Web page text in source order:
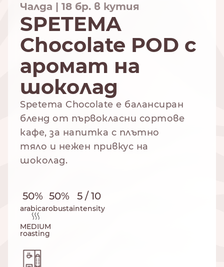
NESPRESSO
СТАНДАРТ
DOLCE GUSTO
СТАНДАРТ
Чалда | 18 бр. в кутия
SPETEMA
Chocolate POD с
аромат на
шоколад
Spetema Chocolate e балансиран
бленд от първокласни сортове
кафе, за напитка с плътно
тяло и нежен привкус на
шоколад.
50%
arabica
50%
robusta
5 / 10
intensity
MEDIUM
roasting